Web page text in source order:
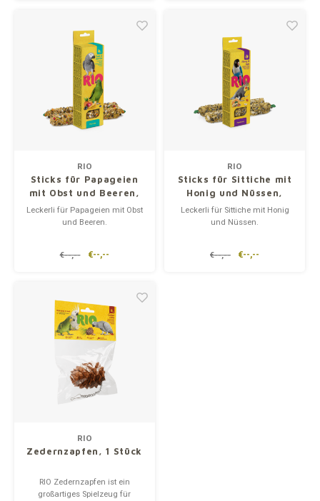
RIO
Sticks für Papageien
mit Obst und Beeren,
2x90 gr
Leckerli für Papageien mit Obst
und Beeren.
€--,-- €--,--
RIO
Sticks für Sittiche mit
Honig und Nüssen,
2x75 gr
Leckerli für Sittiche mit Honig
und Nüssen.
€--,-- €--,--
RIO
Zedernzapfen, 1 Stück
RIO Zedernzapfen ist ein
großartiges Spielzeug für